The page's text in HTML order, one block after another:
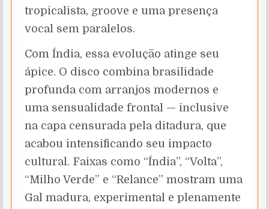
tropicalista, groove e uma presença
vocal sem paralelos.
Com Índia, essa evolução atinge seu
ápice. O disco combina brasilidade
profunda com arranjos modernos e
uma sensualidade frontal — inclusive
na capa censurada pela ditadura, que
acabou intensificando seu impacto
cultural. Faixas como “Índia”, “Volta”,
“Milho Verde” e “Relance” mostram uma
Gal madura, experimental e plenamente